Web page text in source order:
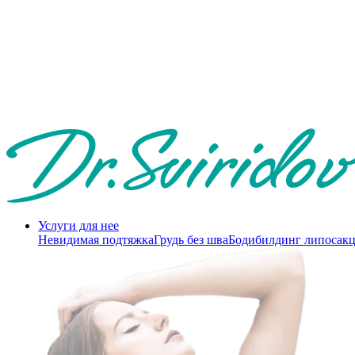
Услуги для нее
Невидимая подтяжкаГрудь без шваБодибилдинг